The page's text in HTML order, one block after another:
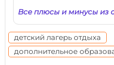
Все плюсы и минусы из
детский лагерь отдыха
дополнительное